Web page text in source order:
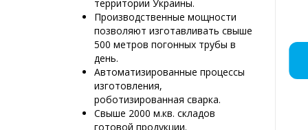
территории Украины.
Производственные мощности
позволяют изготавливать свыше
500 метров погонных трубы в
день.
Автоматизированные процессы
изготовления,
роботизированная сварка.
Свыше 2000 м.кв. складов
готовой продукции.